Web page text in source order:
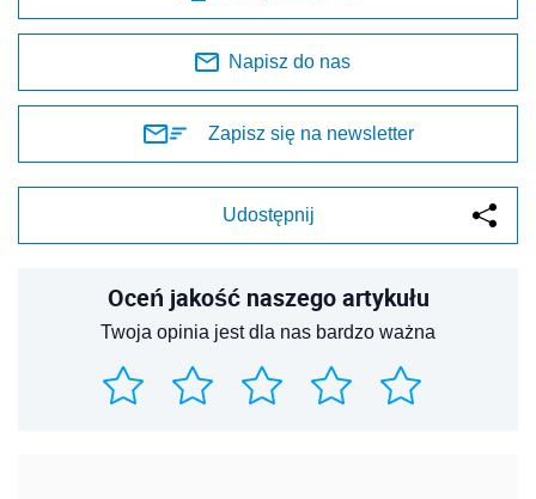
Napisz do nas
Zapisz się na newsletter
Udostępnij
Oceń jakość naszego artykułu
Twoja opinia jest dla nas bardzo ważna